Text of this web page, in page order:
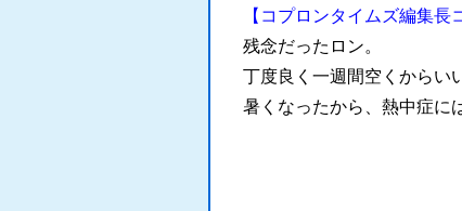
【コプロンタイムズ編集長
残念だったロン。
丁度良く一週間空くからい
暑くなったから、熱中症に